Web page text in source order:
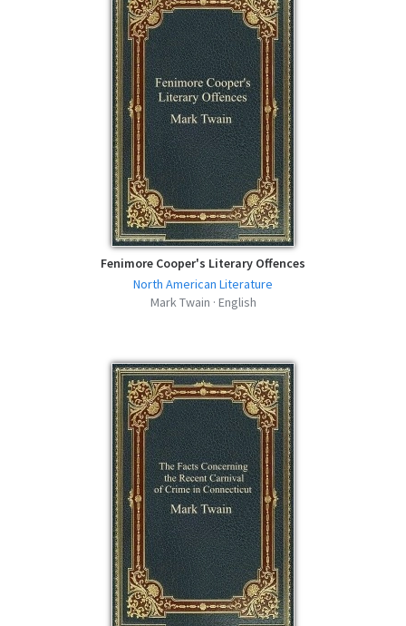
Fenimore Cooper's Literary Offences
North American Literature
Mark Twain · English